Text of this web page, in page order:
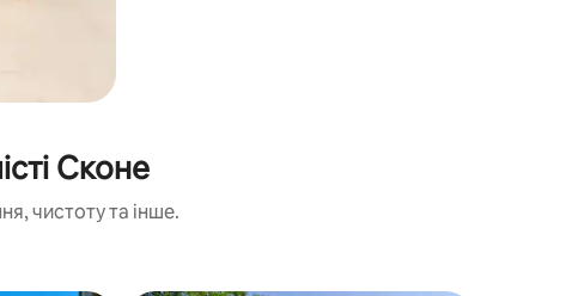
Сконе
чистоту та інше.